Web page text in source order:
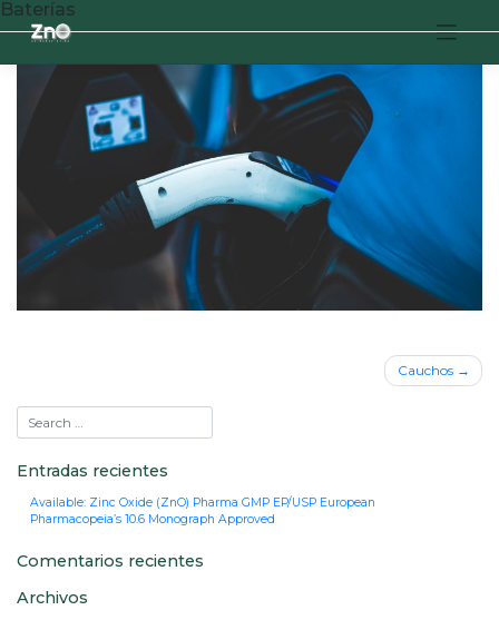
Baterías
de
entradas
Cauchos
Entradas recientes
Available: Zinc Oxide (ZnO) Pharma GMP EP/USP European
Pharmacopeia’s 10.6 Monograph Approved
Comentarios recientes
Archivos